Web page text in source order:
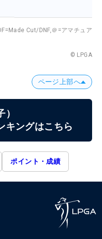
Cut/DNF,＠=アマチュア
© LPGA
ページ上部へ
）
キングはこちら
ポイント・成績